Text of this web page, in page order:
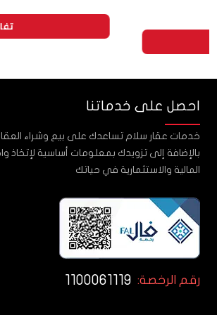
احصل على خدماتنا
خدمات عقار سلام تساعدك على بيع وشراء
بالإضافة إلى تزويدك بمعلومات أساسية لإتخاذ
المالية والاستثمارية في حياتك
رقم الرخصة: 1100061119